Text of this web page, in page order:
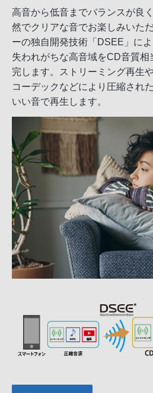
高音から低音までバランスが良
然でクリアな音でお楽しみいた
ーの独自開発技術「DSEE」に
失われがちな高音域をCD音質
完します。ストリーミング再生
コーデックなどにより圧縮され
いい音で再生します。